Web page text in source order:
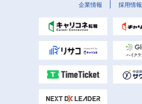
企業情報 採用情報